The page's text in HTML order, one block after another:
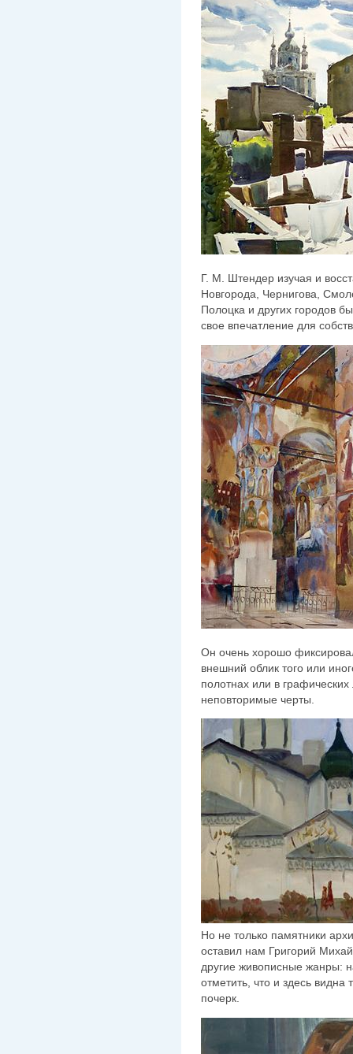
Г. М. Штендер изучая и
Новгорода, Чернигова,
Полоцка и других городов
свое впечатление для
Он очень хорошо
внешний облик того или
полотнах или в
неповторимые черты.
Но не только памятники
оставил нам Григорий
другие живописные жанры:
отметить, что и здесь видна
почерк.